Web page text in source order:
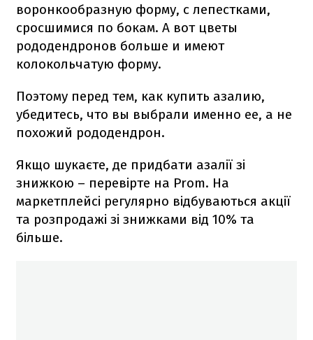
воронкообразную форму, с лепестками,
сросшимися по бокам. А вот цветы
рододендронов больше и имеют
колокольчатую форму.
Поэтому перед тем, как купить азалию,
убедитесь, что вы выбрали именно ее, а не
похожий рододендрон.
Якщо шукаєте, де придбати азалії зі
знижкою – перевірте на Prom. На
маркетплейсі регулярно відбуваються акції
та розпродажі зі знижками від 10% та
більше.